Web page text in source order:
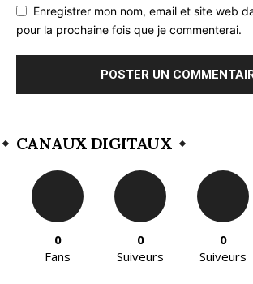
Enregistrer mon nom, email et site web
pour la prochaine fois que je commenterai.
CANAUX DIGITAUX
0
Fans
0
Suiveurs
0
Suiveurs